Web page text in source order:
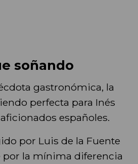
soñando
gastronómica, la
perfecta para Inés
españoles.
por Luis de la Fuente
la mínima diferencia